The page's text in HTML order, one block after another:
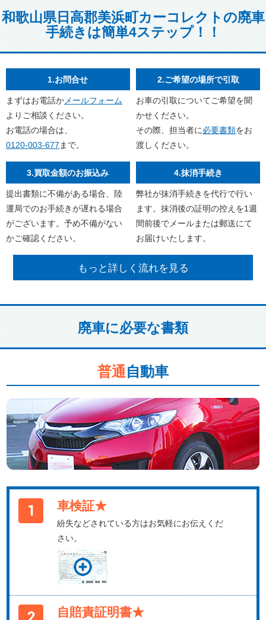
和歌山県日高郡美浜町カーコレクトの廃車
手続きは簡単4ステップ！！
1.お問合せ
まずはお電話かメールフォーム
よりご相談ください。
お電話の場合は、
0120-003-677 まで。
2.ご希望の場所で引取
お車の引取についてご希望を聞
かせください。
その際、担当者に必要書類をお
渡しください。
3.買取金額のお振込み
提出書類に不備がある場合、陸
運局でのお手続きが遅れる場合
がございます。予め不備がない
かご確認ください。
4.抹消手続き
弊社が抹消手続きを代行で行い
ます。抹消後の証明の控えを1週
間前後でメールまたは郵送にて
お届けいたします。
もっと詳しく流れを見る
廃車に必要な書類
普通自動車
車検証★
紛失などされている方はお気軽にお伝えくだ
さい。
自賠責証明書★